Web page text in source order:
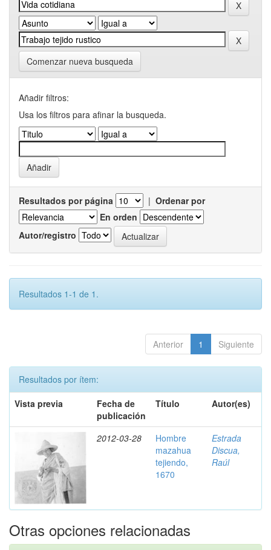
Comenzar nueva busqueda
Añadir filtros:
Usa los filtros para afinar la busqueda.
Resultados por página | Ordenar por
En orden
Autor/registro
Resultados 1-1 de 1.
Anterior 1 Siguiente
Resultados por ítem:
Vista previa
Fecha de
publicación
Título Autor(es)
2012-03-28
Hombre
mazahua
tejiendo,
1670
Estrada
Discua,
Raúl
Otras opciones relacionadas